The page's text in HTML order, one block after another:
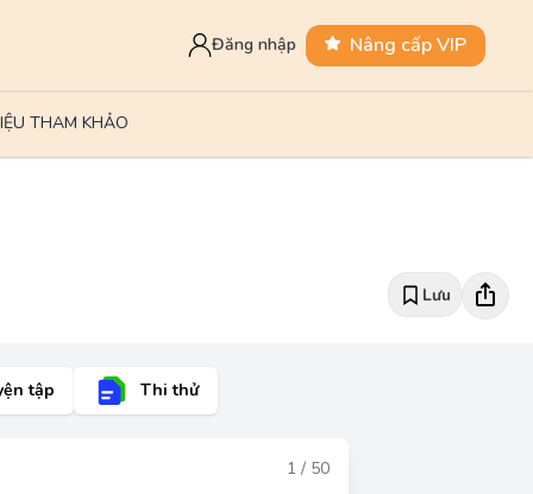
Đăng nhập Nâng cấp VIP
THAM KHẢO
Lưu
tập Thi thử
1 / 50